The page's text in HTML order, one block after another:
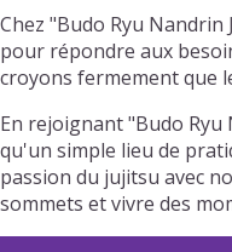
Chez "Budo Ryu
pour répondre aux
croyons fermement que
En rejoignant "Budo
qu'un simple lieu de
passion du jujitsu avec
sommets et vivre des